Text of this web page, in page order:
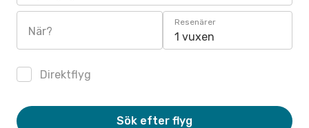
När?
Resenärer
1 vuxen
Direktflyg
Sök efter flyg